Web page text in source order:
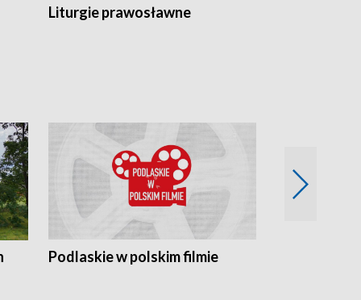
Liturgie prawosławne
Podlaskie w polskim filmie